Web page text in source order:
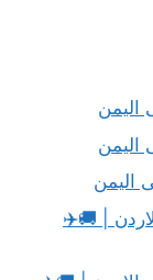
| 🚚✈️